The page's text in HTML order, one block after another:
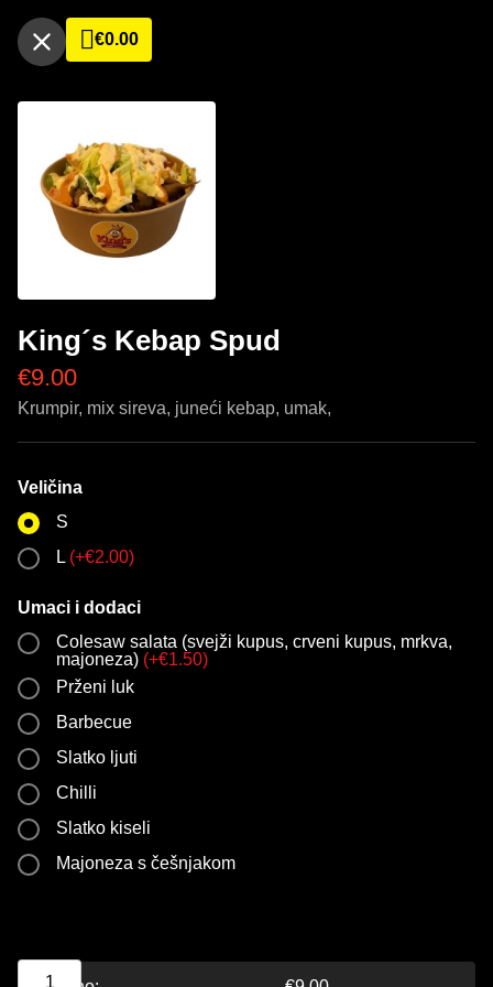
€0.00
King´s Kebap Spud
€9.00
Krumpir, mix sireva, juneći kebap, umak,
Veličina
S
L (+€2.00)
Umaci i dodaci
Colesaw salata (svejži kupus, crveni kupus, mrkva,
majoneza) (+€1.50)
Prženi luk
Barbecue
Slatko ljuti
Chilli
Slatko kiseli
Majoneza s češnjakom